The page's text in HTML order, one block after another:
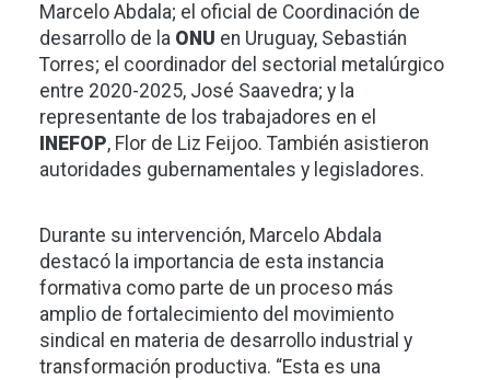
Marcelo Abdala; el oficial de Coordinación de
desarrollo de la ONU en Uruguay, Sebastián
Torres; el coordinador del sectorial metalúrgico
entre 2020-2025, José Saavedra; y la
representante de los trabajadores en el
INEFOP, Flor de Liz Feijoo. También asistieron
autoridades gubernamentales y legisladores.
Durante su intervención, Marcelo Abdala
destacó la importancia de esta instancia
formativa como parte de un proceso más
amplio de fortalecimiento del movimiento
sindical en materia de desarrollo industrial y
transformación productiva. “Esta es una